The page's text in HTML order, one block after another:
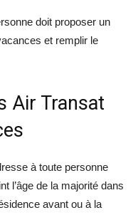
doit proposer un
et remplir le
Air Transat
à toute personne
l’âge de la majorité dans
avant ou à la